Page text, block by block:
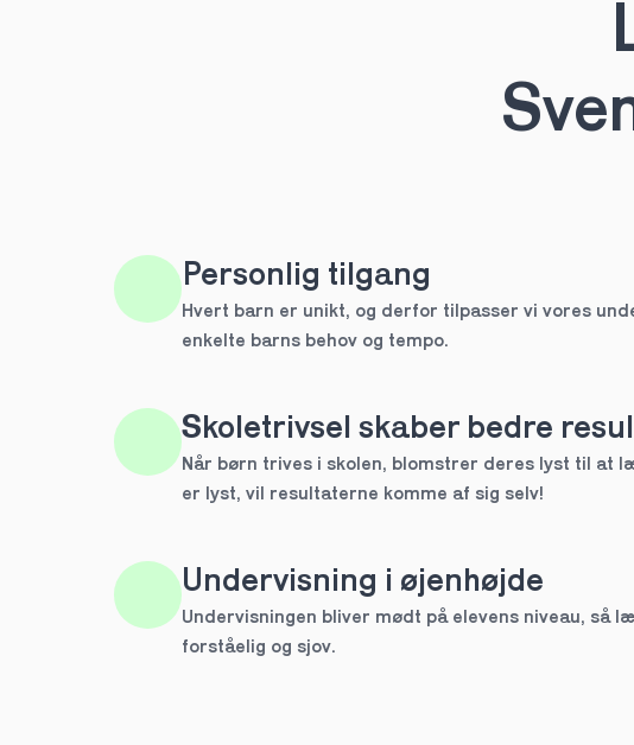
1 ud af 9 for at finde den rette tutor
HTX
IB
Næste
Spring over
1 ud af 9 for at finde den rette tutor
Hvilken årgang?
1.g 3.g
Personlig tilgang
Hvert barn er unikt, og derfor tilpasser vi vores
enkelte barns behov og tempo.
Skoletrivsel skaber bedre
Når børn trives i skolen, blomstrer deres lyst til at
er lyst, vil resultaterne komme af sig selv!
Undervisning i øjenhøjde
Undervisningen bliver mødt på elevens niveau, så
forståelig og sjov.